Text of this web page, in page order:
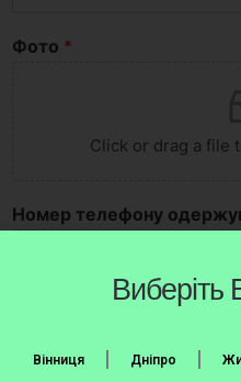
Фото *
Click or drag a file
Номер телефону
Місто та номер
Вінниця Дніпро